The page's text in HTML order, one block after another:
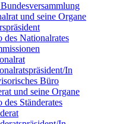
und seine Organe
des Nationalrates
In
Büro
und seine Organe
des Ständerates